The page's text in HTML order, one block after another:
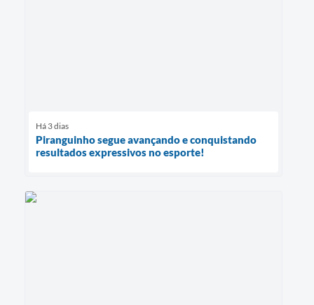
Há 3 dias
Piranguinho segue avançando e conquistando
resultados expressivos no esporte!